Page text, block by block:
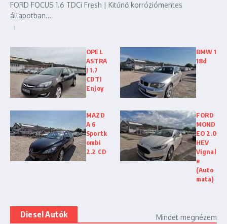
FORD FOCUS 1.6 TDCi Fresh | Kitűnő korróziómentes
állapotban...
OPEL
ASTRA
J 1.7
CDTI
Enjoy
BMW 1
18d
MAZD
A 6
Sportk
ombi
2.2 CD
FORD
MOND
EO 2.0
HEV
Vignal
e
(Auto
mata)
Diesel Autók Mindet megnézem